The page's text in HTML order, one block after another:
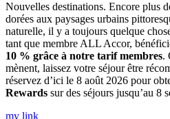
Nouvelles destinations. Encore plus
dorées aux paysages urbains
naturelle, il y a toujours quelque
tant que membre ALL Accor,
10 % grâce à notre tarif membres.
mènent, laissez votre séjour être
réservez d’ici le 8 août 2026 pour
Rewards sur des séjours jusqu’au 8
my link